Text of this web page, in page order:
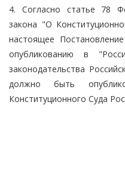
4. Согласно статье 78
закона "О
настоящее
опубликованию в
законодательства
должно быть
Конституционного Суда